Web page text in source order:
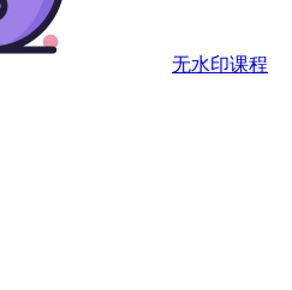
无水印课程